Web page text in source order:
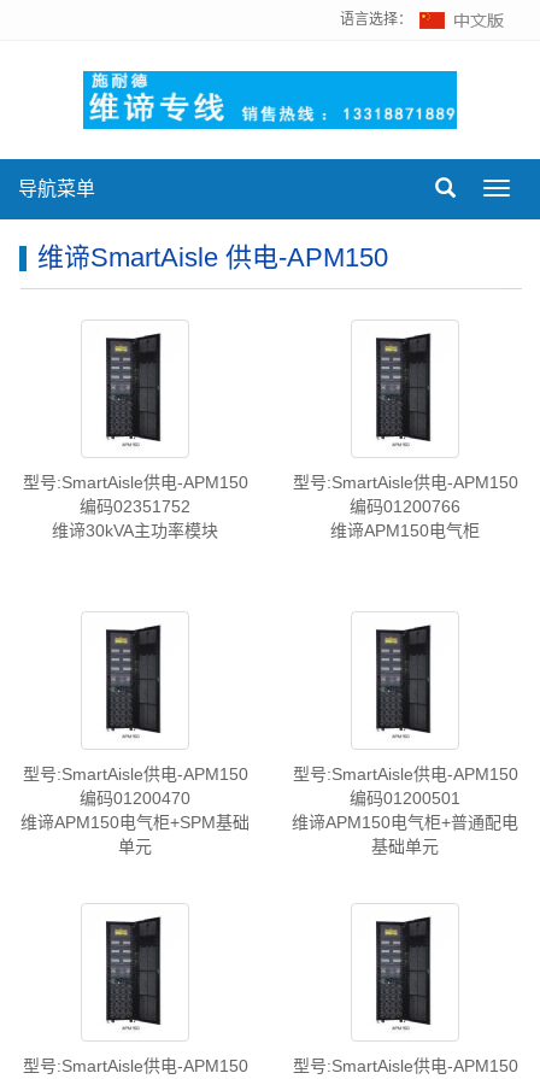
语言选择：
导航菜单
维谛SmartAisle 供电-APM150
型号:SmartAisle供电-APM150
编码02351752
维谛30kVA主功率模块
型号:SmartAisle供电-APM150
编码01200766
维谛APM150电气柜
型号:SmartAisle供电-APM150
编码01200470
维谛APM150电气柜+SPM基础
单元
型号:SmartAisle供电-APM150
编码01200501
维谛APM150电气柜+普通配电
基础单元
型号:SmartAisle供电-APM150
型号:SmartAisle供电-APM150